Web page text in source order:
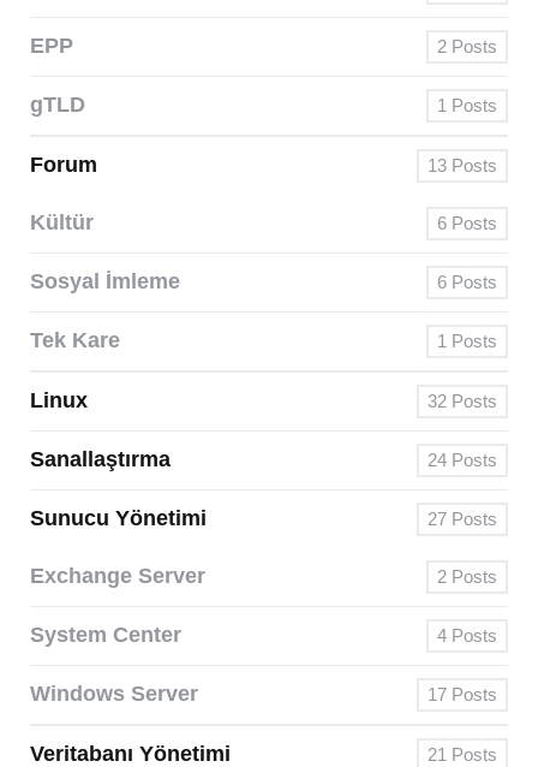
EPP 2 Posts
gTLD 1 Posts
Forum 13 Posts
Kültür 6 Posts
Sosyal İmleme 6 Posts
Tek Kare 1 Posts
Linux 32 Posts
Sanallaştırma 24 Posts
Sunucu Yönetimi 27 Posts
Exchange Server 2 Posts
System Center 4 Posts
Windows Server 17 Posts
Veritabanı Yönetimi 21 Posts